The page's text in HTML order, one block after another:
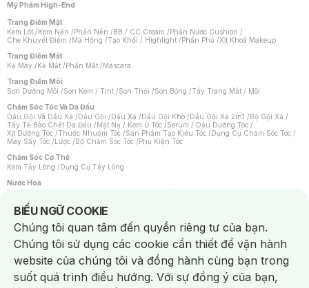
Mỹ Phẩm High-End
Trang Điểm Mặt
Kem Lót /Kem Nền /Phấn Nền /BB / CC Cream /Phấn Nước Cushion /
Che Khuyết Điểm /Má Hồng /Tạo Khối / Highlight /Phấn Phủ /Xịt Khoá Makeup
Trang Điểm Mắt
Kẻ Mày /Kẻ Mắt /Phấn Mắt /Mascara
Trang Điểm Môi
Son Dưỡng Môi /Son Kem / Tint /Son Thỏi /Son Bóng /Tẩy Trang Mắt / Môi
Chăm Sóc Tóc Và Da Đầu
Dầu Gội Và Dầu Xả /Dầu Gội /Dầu Xả /Dầu Gội Khô /Dầu Gội Xả 2in1 /Bộ Gội Xả /
Tẩy Tế Bào Chết Da Đầu /Mặt Nạ / Kem Ủ Tóc /Serum / Dầu Dưỡng Tóc /
Xịt Dưỡng Tóc /Thuốc Nhuộm Tóc /Sản Phẩm Tạo Kiểu Tóc /Dụng Cụ Chăm Sóc Tóc /
Máy Sấy Tóc /Lược /Bộ Chăm Sóc Tóc /Phụ Kiện Tóc
Chăm Sóc Cơ Thể
Kem Tẩy Lông /Dụng Cụ Tẩy Lông
Nước Hoa
Nước Hoa Nữ
Chăm Sóc Cá Nhân
Chống Muỗi /Khẩu Trang /Máy Massage/Mặt Nạ Xông Hơi /Nước Rửa Tay/
Sản Phẩm Chăm Sóc Khác /Bàn Chải Đánh Răng /Bàn Chải Điện/
Hỗ Trợ Trắng Răng/Kem Đánh Răng /Máy Tăm Nước/ Nước Súc Miệng/
Tăm / Chỉ Nha Khoa/ Xịt Thơm Miệng / Dung Dịch Vệ Sinh/Dưỡng Vùng Kín/
Khăn Ướt Vệ Sinh Vùng Kín/Băng Vệ Sinh/Tampon/Bọt Cạo Râu /Dao Cạo Râu/
Máy Cạo Râu
Vấn Đề Về Da
BIỂU NGỮ COOKIE
Notice about cookies usage
Chúng tôi quan tâm đến quyền riêng tư của bạn.
Chúng tôi sử dụng các cookie cần thiết để vận hành
website của chúng tôi và đồng hành cùng bạn trong
suốt quá trình điều hướng. Với sự đồng ý của bạn,